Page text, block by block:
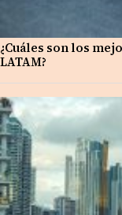
¿Cuáles son los
LATAM?